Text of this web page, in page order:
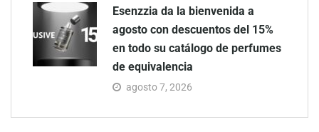
Esenzzia da la bienvenida a
agosto con descuentos del 15%
en todo su catálogo de perfumes
de equivalencia
agosto 7, 2026